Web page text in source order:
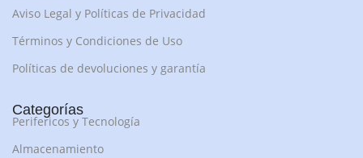
Aviso Legal y Políticas de Privacidad
Términos y Condiciones de Uso
Políticas de devoluciones y garantía
Categorías
Perifericos y Tecnología
Almacenamiento